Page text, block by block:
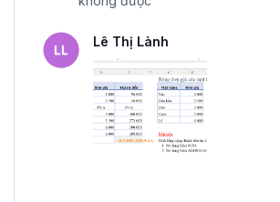
Lê Thị Lành